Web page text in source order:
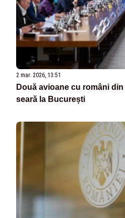
2 mar. 2026, 13:51
Două avioane cu români
seară la București